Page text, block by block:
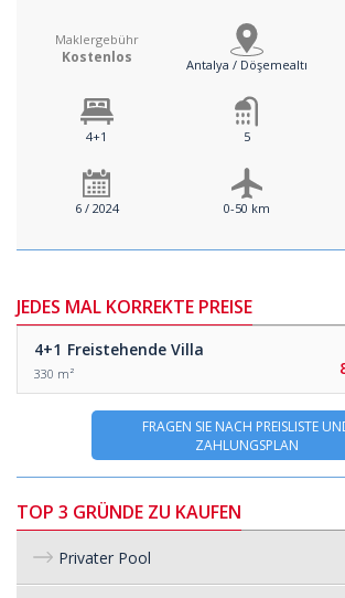
Maklergebühr
Kostenlos Antalya / Döşemealtı
4+1 5
6 / 2024 0-50 km
JEDES MAL KORREKTE PREISE
4+1 Freistehende Villa
330 m²
FRAGEN SIE NACH PREISLISTE
ZAHLUNGSPLAN
TOP 3 GRÜNDE ZU KAUFEN
Privater Pool